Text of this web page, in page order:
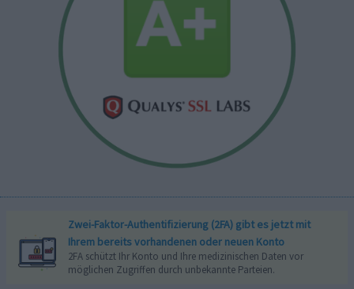
Zwei-Faktor-Authentifizierung (2FA) gibt es jetzt mit
Ihrem bereits vorhandenen oder neuen Konto
2FA schützt Ihr Konto und Ihre medizinischen Daten vor
möglichen Zugriffen durch unbekannte Parteien.